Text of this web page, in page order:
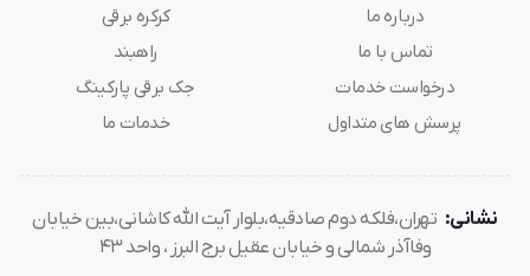
و بهره‌گیری از گیربکس‌های قدرتمند، برای
مجتمع‌های مسکونی و تجاری با تردد متوسط رو به بالا بسیار
مناسب است و به دلیل داشتن سیستم خنک‌کننده داخلی، در
2. مکانیزم خلاص‌کن این دستگاه در زمان قطع برق به چه
درباره ما
تماس با ما
درخواست خدمات
پرسش های متداول
کرکره برقی
راهبند
جک برقی پارکینگ
خدمات ما
نشانی: تهران،فلکه دوم صادقیه،بلوار آیت الله کاشانی،بین خیابان
وفاآذر شمالی و خیابان عقیل برج البرز ، واحد 43